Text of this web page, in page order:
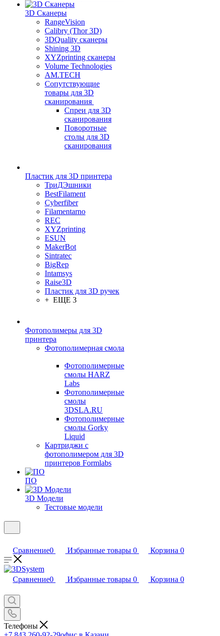
3D Сканеры
RangeVision
Calibry (Thor 3D)
3DQuality сканеры
Shining 3D
XYZprinting сканеры
Volume Technologies
AM.TECH
Сопутствующие
товары для 3D
сканирования
Спреи для 3D
сканирования
Поворотные
столы для 3D
сканирования
Пластик для 3D принтера
ТриДЭшники
BestFilament
Cyberfiber
Filamentarno
REC
XYZprinting
ESUN
MakerBot
Sintratec
BigRep
Intamsys
Raise3D
Пластик для 3D ручек
+ ЕЩЕ 3
Фотополимеры для 3D
принтера
Фотополимерная смола
Фотополимерные
смолы HARZ
Labs
Фотополимерные
смолы
3DSLA.RU
Фотополимерные
смолы Gorky
Liquid
Картриджи с
фотополимером для 3D
принтеров Formlabs
ПО
3D Модели
Тестовые модели
Сравнение0 Избранные товары 0 Корзина 0
Сравнение0 Избранные товары 0 Корзина 0
Телефоны